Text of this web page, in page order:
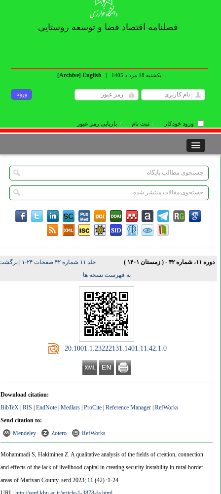
فصلنامه اقتصاد فضا و توسعه روستایی
یکشنبه 18 مرداد 1405 |
English
[Archive]
ورود خودکار ثبت نام بازیابی رمز عبور
دوره ۱۱، شماره ۴۲ - ( زمستان ۱۴۰۱ ) جلد ۱۱ شماره ۴۲ صفحات ۲۴-۱ |برگشت
به فهرست نسخه ها
‎ 20.1001.1.23222131.1401.11.42.1.0
Download citation:
BibTeX|RIS|EndNote|Medlars|ProCite|Reference Manager|RefWorks
Send citation to:
Mendeley
Zotero RefWorks
Mohammadi S, Hakiminea Z. A qualitative analysis of the fields of creation, connection
and effects of the lack of livelihood capital in creating security instability in rural border
areas of Marivan County. serd 2023; 11 (42) :1-24